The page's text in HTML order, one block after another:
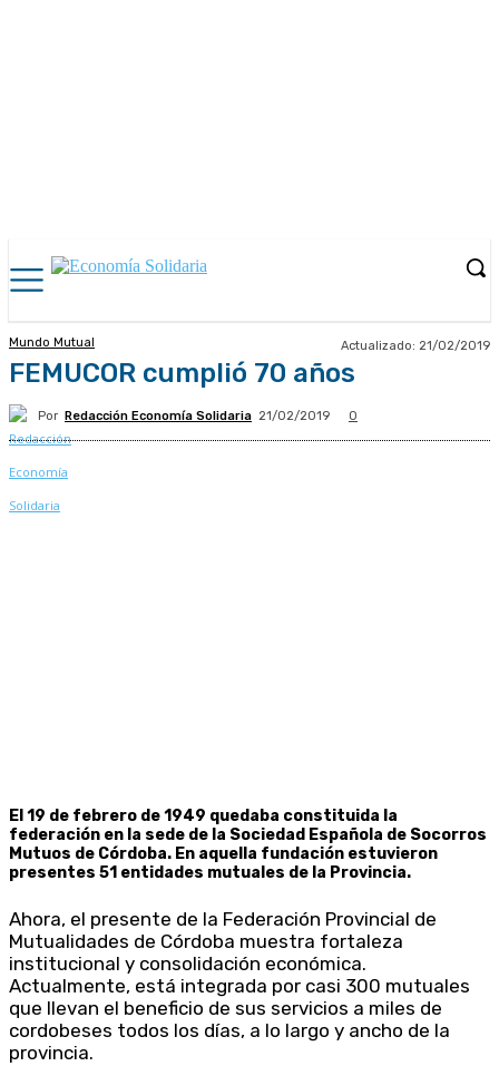
Mundo Mutual Actualizado: 21/02/2019
FEMUCOR cumplió 70 años
Por Redacción Economía Solidaria 21/02/2019 0
El 19 de febrero de 1949 quedaba constituida la
federación en la sede de la Sociedad Española de Socorros
Mutuos de Córdoba. En aquella fundación estuvieron
presentes 51 entidades mutuales de la Provincia.
Ahora, el presente de la Federación Provincial de
Mutualidades de Córdoba muestra fortaleza
institucional y consolidación económica.
Actualmente, está integrada por casi 300 mutuales
que llevan el beneficio de sus servicios a miles de
cordobeses todos los días, a lo largo y ancho de la
provincia.